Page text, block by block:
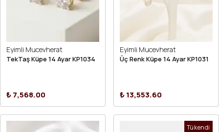
Eyimli Mucevherat
TekTaş Küpe 14 Ayar KP1034
₺ 7,568.00
Eyimli Mucevherat
Üç Renk Küpe 14 Ayar KP1031
₺ 13,553.60
Tükendi